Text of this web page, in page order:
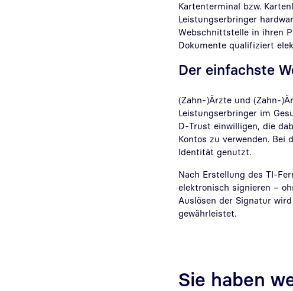
Kartenterminal bzw.
Leistungserbringer
Webschnittstelle in ihren
Dokumente qualifiziert
Der einfachste
(Zahn-)Ärzte und (Zahn-
Leistungserbringer im
D-Trust einwilligen, die
Kontos zu verwenden.
Identität genutzt.
Nach Erstellung des TI-
elektronisch signieren –
Auslösen der Signatur
gewährleistet.
Sie haben